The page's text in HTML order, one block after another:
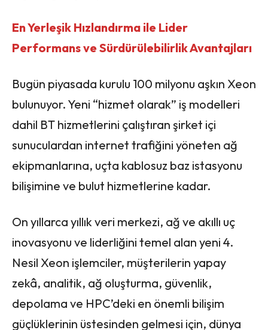
En Yerleşik Hızlandırma ile Lider
Performans ve Sürdürülebilirlik Avantajları
Bugün piyasada kurulu 100 milyonu aşkın Xeon
bulunuyor. Yeni “hizmet olarak” iş modelleri
dahil BT hizmetlerini çalıştıran şirket içi
sunuculardan internet trafiğini yöneten ağ
ekipmanlarına, uçta kablosuz baz istasyonu
bilişimine ve bulut hizmetlerine kadar.
On yıllarca yıllık veri merkezi, ağ ve akıllı uç
inovasyonu ve liderliğini temel alan yeni 4.
Nesil Xeon işlemciler, müşterilerin yapay
zekâ, analitik, ağ oluşturma, güvenlik,
depolama ve HPC’deki en önemli bilişim
güçlüklerinin üstesinden gelmesi için, dünya